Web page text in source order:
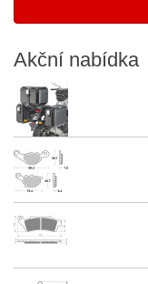
Akční nabídka